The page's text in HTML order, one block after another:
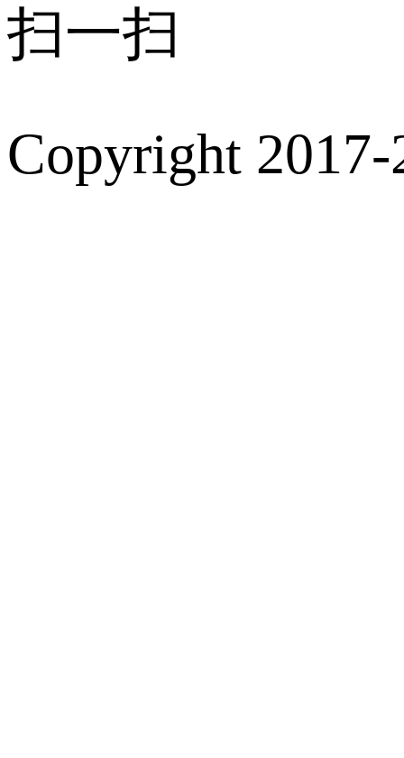
扫一扫
Copyright